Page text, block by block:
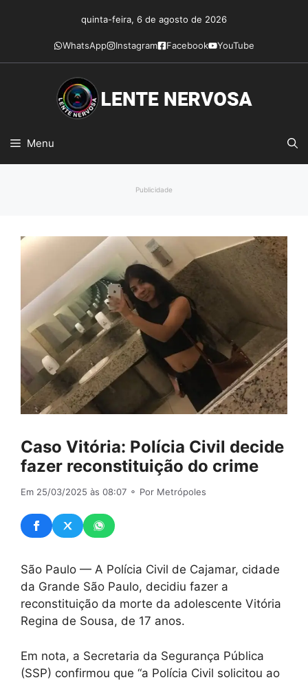
conteúdo
quinta-feira, 6 de agosto de 2026
WhatsApp Instagram Facebook YouTube
Menu
Publicidade
Caso Vitória: Polícia Civil decide
fazer reconstituição do crime
Em 25/03/2025 às 08:07 ⚬ Por Metrópoles
São Paulo — A Polícia Civil de Cajamar, cidade
da Grande São Paulo, decidiu fazer a
reconstituição da morte da adolescente Vitória
Regina de Sousa, de 17 anos.
Em nota, a Secretaria da Segurança Pública
(SSP) confirmou que “a Polícia Civil solicitou ao